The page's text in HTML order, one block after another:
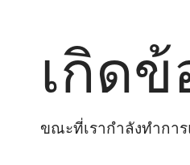
เกิด
ขณะที่เรากำลังทำกา